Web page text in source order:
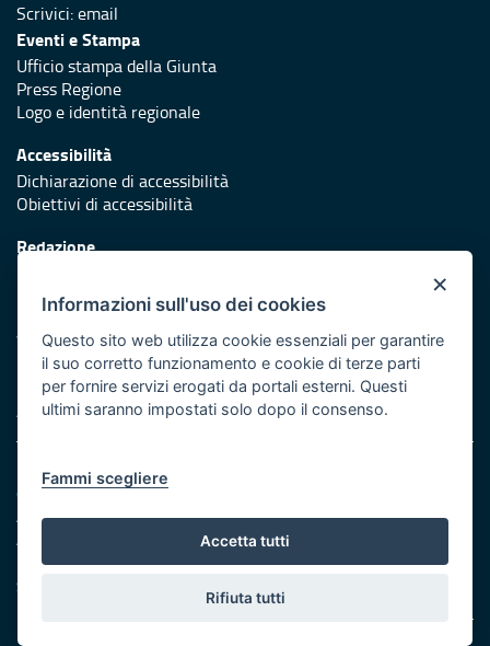
Scrivici:email
Eventi e Stampa
Ufficio stampa della Giunta
Press Regione
Logo e identità regionale
Accessibilità
Dichiarazione di accessibilità
Obiettivi di accessibilità
Redazione
Protezione civile
Vai al sito di Protezione Civile Puglia
Iniziativa finanziata con risorse del POR Puglia 2014/2020 -
Asse XI
Note legali
Cookie e privacy
Amministrazione trasparente
Atti di notifica
Feed RSS
Servizi Intranet
×
Informazioni sull'uso dei cookies
Questo sito web utilizza cookie essenziali per garantire
il suo corretto funzionamento e cookie di terze parti
per fornire servizi erogati da portali esterni. Questi
ultimi saranno impostati solo dopo il consenso.
Fammi scegliere
Accetta tutti
Rifiuta tutti